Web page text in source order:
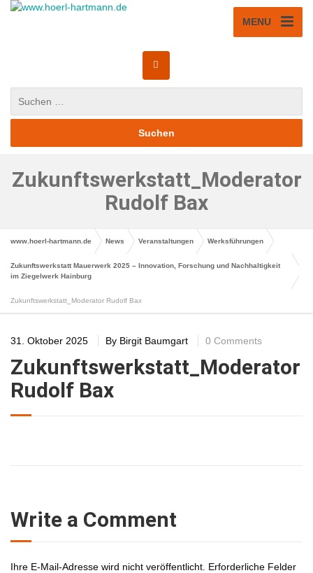
MENU
Zukunftswerkstatt_Moderator
Rudolf Bax
www.hoerl-hartmann.de News Veranstaltungen Werksführungen
Zukunftswerkstatt Mauerwerk 2025 – Innovation, Forschung und Nachhaltigkeit
im Ziegelwerk Hainburg
Zukunftswerkstatt_Moderator Rudolf Bax
31. Oktober 2025 By Birgit Baumgart 0 Comments
Zukunftswerkstatt_Moderator
Rudolf Bax
Write a Comment
Ihre E-Mail-Adresse wird nicht veröffentlicht. Erforderliche Felder